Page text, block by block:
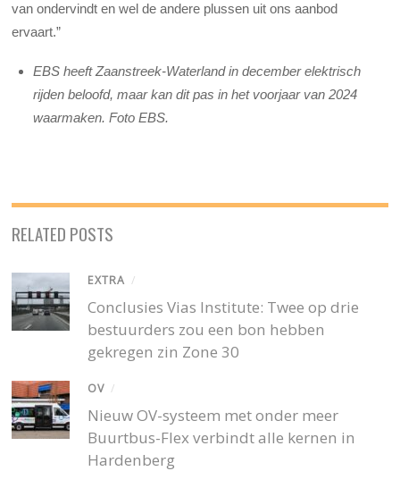
van ondervindt en wel de andere plussen uit ons aanbod
ervaart.”
EBS heeft Zaanstreek-Waterland in december elektrisch
rijden beloofd, maar kan dit pas in het voorjaar van 2024
waarmaken. Foto EBS.
RELATED POSTS
EXTRA /
Conclusies Vias Institute: Twee op drie
bestuurders zou een bon hebben
gekregen zin Zone 30
OV /
Nieuw OV-systeem met onder meer
Buurtbus-Flex verbindt alle kernen in
Hardenberg